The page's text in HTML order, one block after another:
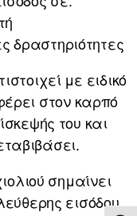
δραστηριότητες
με ειδικό
στον καρπό
του και
σημαίνει
εισόδου.